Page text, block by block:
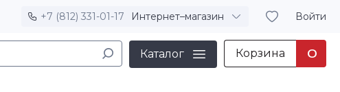
+7 (812) 331-01-17 Интернет–магазин Войти
Каталог Корзина 0